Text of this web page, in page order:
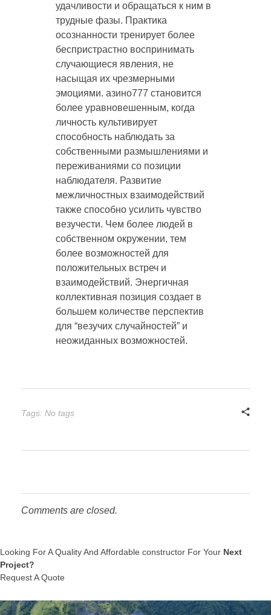
удачливости и обращаться к ним в
трудные фазы. Практика
осознанности тренирует более
беспристрастно воспринимать
случающиеся явления, не
насыщая их чрезмерными
эмоциями. азино777 становится
более уравновешенным, когда
личность культивирует
способность наблюдать за
собственными размышлениями и
переживаниями со позиции
наблюдателя. Развитие
межличностных взаимодействий
также способно усилить чувство
везучести. Чем более людей в
собственном окружении, тем
более возможностей для
положительных встреч и
взаимодействий. Энергичная
коллективная позиция создает в
большем количестве перспектив
для “везучих случайностей” и
неожиданных возможностей.
Tags: No tags
Comments are closed.
Looking For A Quality And Affordable constructor For Your Next
Project?
Request A Quote